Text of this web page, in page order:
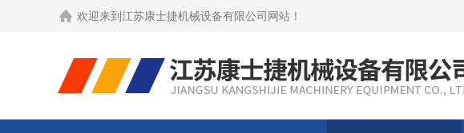
欢迎来到 江苏康士捷机械设备有限公司网站 ！